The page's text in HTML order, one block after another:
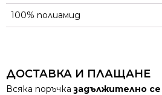
100% полиамид
ДОСТАВКА И ПЛАЩАНЕ
Всяка поръчказадължително